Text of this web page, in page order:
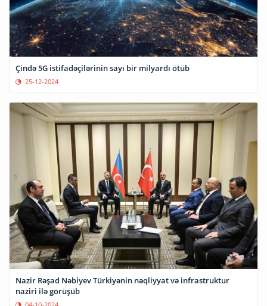
Çində 5G istifadəçilərinin sayı bir milyardı ötüb
25-12-2024
Nazir Rəşad Nəbiyev Türkiyənin nəqliyyat və infrastruktur
naziri ilə görüşüb